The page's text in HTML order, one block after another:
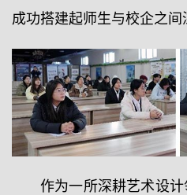
成功搭建起师生与校企之间
作为一所深耕艺术设